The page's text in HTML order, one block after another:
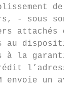
de
- sous son
attachés
au dispositif
à la
l’adresse
envoie un